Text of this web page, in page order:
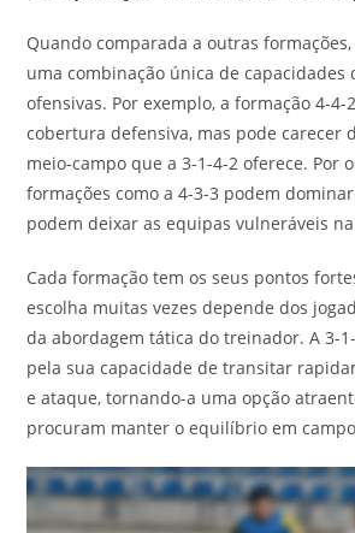
Quando comparada a outras
uma combinação única de capacidades
ofensivas. Por exemplo, a formação 4-
cobertura defensiva, mas pode carecer
meio-campo que a 3-1-4-2 oferece. Por
formações como a 4-3-3 podem
podem deixar as equipas vulneráveis
Cada formação tem os seus pontos
escolha muitas vezes depende dos
da abordagem tática do treinador. A 3-
pela sua capacidade de transitar
e ataque, tornando-a uma opção
procuram manter o equilíbrio em